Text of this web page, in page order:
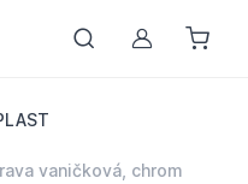
Můj účet
vaničková, chrom